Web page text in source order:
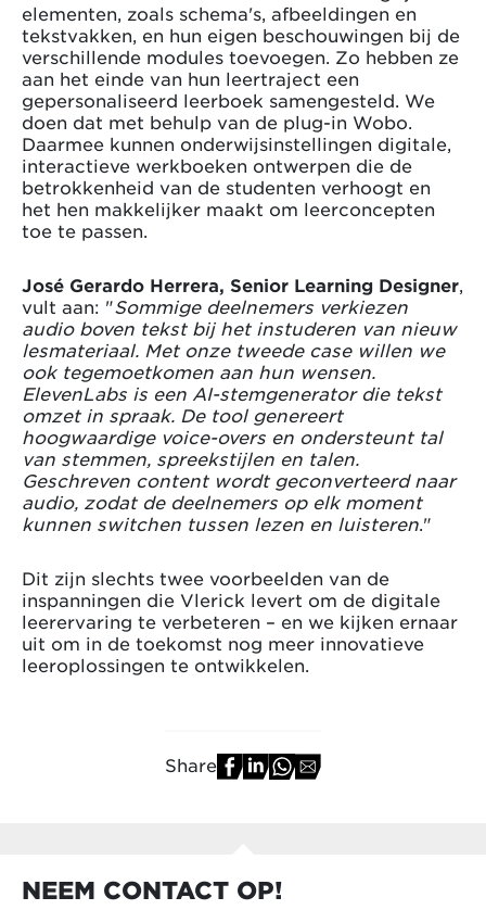
elementen, zoals schema's, afbeeldingen en
tekstvakken, en hun eigen beschouwingen bij de
verschillende modules toevoegen. Zo hebben ze
aan het einde van hun leertraject een
gepersonaliseerd leerboek samengesteld. We
doen dat met behulp van de plug-in Wobo.
Daarmee kunnen onderwijsinstellingen digitale,
interactieve werkboeken ontwerpen die de
betrokkenheid van de studenten verhoogt en
het hen makkelijker maakt om leerconcepten
toe te passen.
José Gerardo Herrera, Senior Learning Designer,
vult aan: "Sommige deelnemers verkiezen
audio boven tekst bij het instuderen van nieuw
lesmateriaal. Met onze tweede case willen we
ook tegemoetkomen aan hun wensen.
ElevenLabs is een AI-stemgenerator die tekst
omzet in spraak. De tool genereert
hoogwaardige voice-overs en ondersteunt tal
van stemmen, spreekstijlen en talen.
Geschreven content wordt geconverteerd naar
audio, zodat de deelnemers op elk moment
kunnen switchen tussen lezen en luisteren."
Dit zijn slechts twee voorbeelden van de
inspanningen die Vlerick levert om de digitale
leerervaring te verbeteren – en we kijken ernaar
uit om in de toekomst nog meer innovatieve
leeroplossingen te ontwikkelen.
Share
NEEM CONTACT OP!